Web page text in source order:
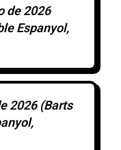
de 2026
Espanyol,
2026 (Barts